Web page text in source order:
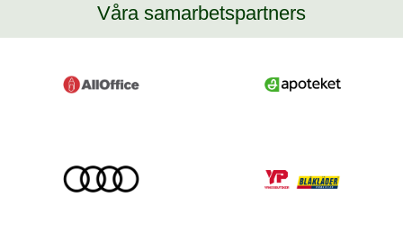
Våra samarbetspartners